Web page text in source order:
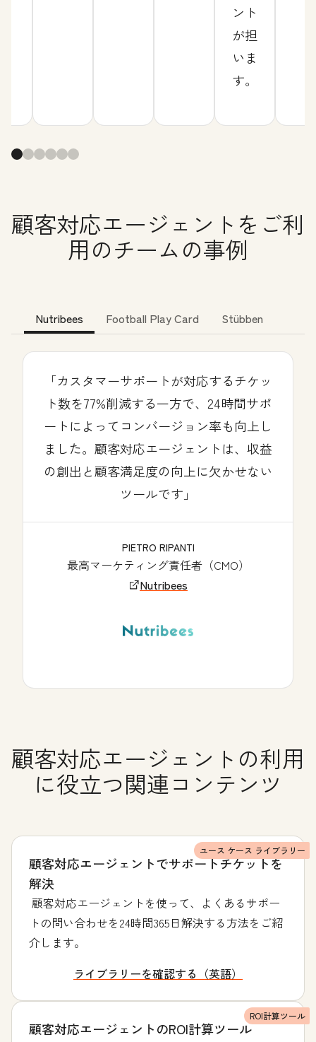
ント
が担
いま
す。
顧客対応エージェントをご利
用のチームの事例
Nutribees Football Play Card Stübben
「カスタマーサポートが対応するチケッ
ト数を77%削減する一方で、24時間サポ
ートによってコンバージョン率も向上し
ました。顧客対応エージェントは、収益
の創出と顧客満足度の向上に欠かせない
ツールです」
PIETRO RIPANTI
最高マーケティング責任者（CMO）
Nutribees
顧客対応エージェントの利用
に役立つ関連コンテンツ
ユース ケース ライブラリー
顧客対応エージェントでサポートチケットを
解決
顧客対応エージェントを使って、よくあるサポー
トの問い合わせを24時間365日解決する方法をご紹
介します。
ライブラリーを確認する（英語）
ROI計算ツール
顧客対応エージェントのROI計算ツール